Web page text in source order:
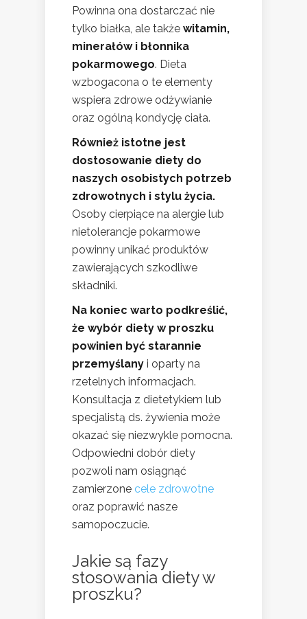
Powinna ona dostarczać nie
tylko białka, ale także witamin,
minerałów i błonnika
pokarmowego. Dieta
wzbogacona o te elementy
wspiera zdrowe odżywianie
oraz ogólną kondycję ciała.
Również istotne jest
dostosowanie diety do
naszych osobistych potrzeb
zdrowotnych i stylu życia.
Osoby cierpiące na alergie lub
nietolerancje pokarmowe
powinny unikać produktów
zawierających szkodliwe
składniki.
Na koniec warto podkreślić,
że wybór diety w proszku
powinien być starannie
przemyślany i oparty na
rzetelnych informacjach.
Konsultacja z dietetykiem lub
specjalistą ds. żywienia może
okazać się niezwykle pomocna.
Odpowiedni dobór diety
pozwoli nam osiągnąć
zamierzone cele zdrowotne
oraz poprawić nasze
samopoczucie.
Jakie są fazy
stosowania diety w
proszku?